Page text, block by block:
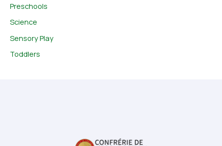
Preschools
Science
Sensory Play
Toddlers